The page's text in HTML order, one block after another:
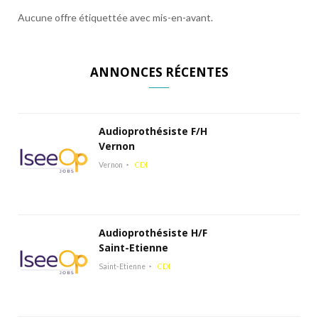
Aucune offre étiquettée avec mis-en-avant.
ANNONCES RÉCENTES
Audioprothésiste F/H
Vernon
Vernon CDI
Audioprothésiste H/F
Saint-Etienne
Saint-Etienne CDI